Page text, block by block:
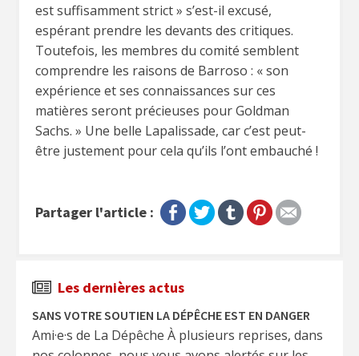
est suffisamment strict » s’est-il excusé,
espérant prendre les devants des critiques.
Toutefois, les membres du comité semblent
comprendre les raisons de Barroso : « son
expérience et ses connaissances sur ces
matières seront précieuses pour Goldman
Sachs. » Une belle Lapalissade, car c’est peut-
être justement pour cela qu’ils l’ont embauché !
Partager l'article :
Les dernières actus
SANS VOTRE SOUTIEN LA DÉPÊCHE EST EN DANGER
Ami·e·s de La Dépêche À plusieurs reprises, dans